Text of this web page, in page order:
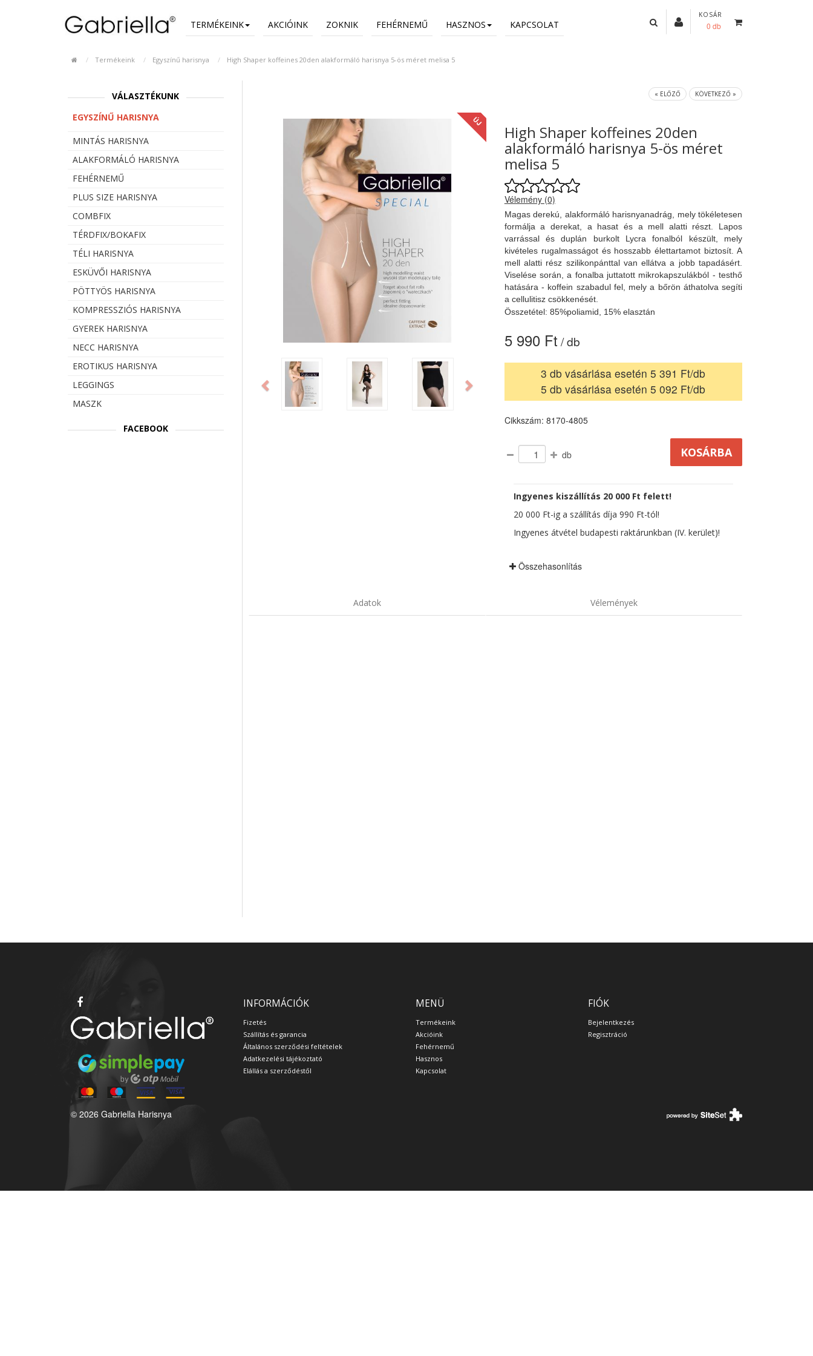
TERMÉKEINK AKCIÓINK ZOKNIK FEHÉRNEMŰ HASZNOS KAPCSOLAT
KOSÁR
0 db
Termékeink Egyszínű harisnya High Shaper koffeines 20den alakformáló harisnya 5-ös méret melisa 5
VÁLASZTÉKUNK
EGYSZÍNŰ HARISNYA
MINTÁS HARISNYA
ALAKFORMÁLÓ HARISNYA
FEHÉRNEMŰ
PLUS SIZE HARISNYA
COMBFIX
TÉRDFIX/BOKAFIX
TÉLI HARISNYA
ESKÜVŐI HARISNYA
PÖTTYÖS HARISNYA
KOMPRESSZIÓS HARISNYA
GYEREK HARISNYA
NECC HARISNYA
EROTIKUS HARISNYA
LEGGINGS
MASZK
FACEBOOK
« ELŐZŐ KÖVETKEZŐ »
ÚJ
Previous Next
High Shaper koffeines 20den
alakformáló harisnya 5-ös méret
melisa 5
Vélemény (0)
Magas derekú, alakformáló harisnyanadrág, mely tökéletesen
formálja a derekat, a hasat és a mell alatti részt. Lapos
varrással és duplán burkolt Lycra fonalból készült, mely
kivételes rugalmasságot és hosszabb élettartamot biztosít. A
mell alatti rész szilikonpánttal van ellátva a jobb tapadásért.
Viselése során, a fonalba juttatott mikrokapszulákból - testhő
hatására - koffein szabadul fel, mely a bőrön áthatolva segíti
a cellulitisz csökkenését.
Összetétel: 85%poliamid, 15% elasztán
5 990 Ft / db
3 db vásárlása esetén 5 391 Ft/db
5 db vásárlása esetén 5 092 Ft/db
Cikkszám: 8170-4805
db
Ingyenes kiszállítás 20 000 Ft felett!
20 000 Ft-ig a szállítás díja 990 Ft-tól!
Ingyenes átvétel budapesti raktárunkban (IV. kerület)!
Összehasonlítás
Adatok Vélemények
INFORMÁCIÓK
Fizetés
Szállítás és garancia
Általános szerződési feltételek
Adatkezelési tájékoztató
Elállás a szerződéstől
MENÜ
Termékeink
Akcióink
Fehérnemű
Hasznos
Kapcsolat
FIÓK
Bejelentkezés
Regisztráció
© 2026 Gabriella Harisnya